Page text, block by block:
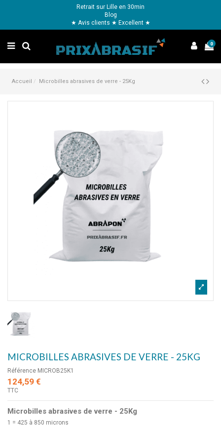
Retrait sur Lille en 30min
Blog
★ Avis clients ★ Excellent ★
0
Accueil Microbilles abrasives de verre - 25Kg
MICROBILLES ABRASIVES DE VERRE - 25KG
Référence MICROB25K1
124,59 €
TTC
Microbilles abrasives de verre - 25Kg
1 = 425 à 850 microns